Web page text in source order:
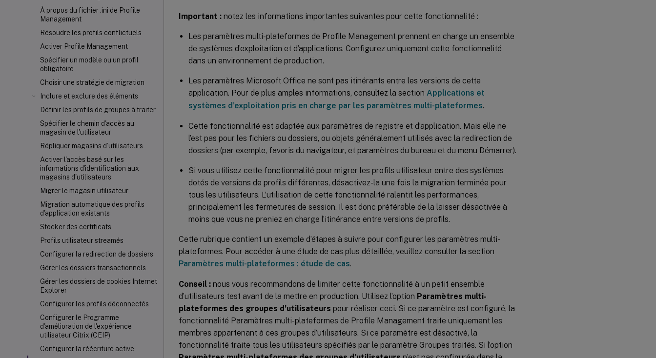
À propos du fichier .ini de Profile
Management
Résoudre les profils conflictuels
Activer Profile Management
Spécifier un modèle ou un profil
obligatoire
Choisir une stratégie de migration
Inclure et exclure des éléments
Définir les profils de groupes à traiter
Spécifier le chemin d'accès au
magasin de l'utilisateur
Répliquer magasins d’utilisateurs
Activer l'accès basé sur les
informations d'identification aux
magasins d'utilisateurs
Migrer le magasin utilisateur
Migration automatique des profils
d'application existants
Stocker des certificats
Profils utilisateur streamés
Configurer la redirection de dossiers
Gérer les dossiers transactionnels
Gérer les dossiers de cookies Internet
Explorer
Configurer les profils déconnectés
Configurer le Programme
d'amélioration de l'expérience
utilisateur Citrix (CEIP)
Configurer la réécriture active
Important : notez les informations importantes suivantes pour cette fonctionnalité :
Les paramètres multi-plateformes de Profile Management prennent en charge un ensemble
de systèmes d’exploitation et d’applications. Configurez uniquement cette fonctionnalité
dans un environnement de production.
Les paramètres Microsoft Office ne sont pas itinérants entre les versions de cette
application. Pour de plus amples informations, consultez la section Applications et
systèmes d’exploitation pris en charge par les paramètres multi-plateformes.
Cette fonctionnalité est adaptée aux paramètres de registre et d’application. Mais elle ne
l’est pas pour les fichiers ou dossiers, ou objets généralement utilisés avec la redirection de
dossiers (par exemple, favoris du navigateur, et paramètres du bureau et du menu Démarrer).
Si vous utilisez cette fonctionnalité pour migrer les profils utilisateur entre des systèmes
dotés de versions de profils différentes, désactivez-la une fois la migration terminée pour
tous les utilisateurs. L’utilisation de cette fonctionnalité ralentit les performances,
principalement les fermetures de session. Il est donc préférable de la laisser désactivée à
moins que vous ne preniez en charge l’itinérance entre versions de profils.
Cette rubrique contient un exemple d’étapes à suivre pour configurer les paramètres multi-
plateformes. Pour accéder à une étude de cas plus détaillée, veuillez consulter la section
Paramètres multi-plateformes : étude de cas.
Conseil : nous vous recommandons de limiter cette fonctionnalité à un petit ensemble
d’utilisateurs test avant de la mettre en production. Utilisez l’option Paramètres multi-
plateformes des groupes d’utilisateurs pour réaliser ceci. Si ce paramètre est configuré, la
fonctionnalité Paramètres multi-plateformes de Profile Management traite uniquement les
membres appartenant à ces groupes d’utilisateurs. Si ce paramètre est désactivé, la
fonctionnalité traite tous les utilisateurs spécifiés par le paramètre Groupes traités. Si l’option